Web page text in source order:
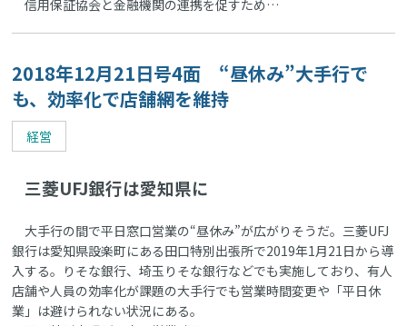
信用保証協会と金融機関の連携を促すため…
2018年12月21日号4面 “昼休み”大手行で
も、効率化で店舗網を維持
経営
三菱UFJ銀行は愛知県に
大手行の間で平日窓口営業の“昼休み”が広がりそうだ。三菱UFJ
銀行は愛知県設楽町にある田口特別出張所で2019年1月21日から導
入する。りそな銀行、埼玉りそな銀行などでも実施しており、有人
店舗や人員の効率化が課題の大手行でも営業時間変更や「平日休
業」は避けられない状況にある。